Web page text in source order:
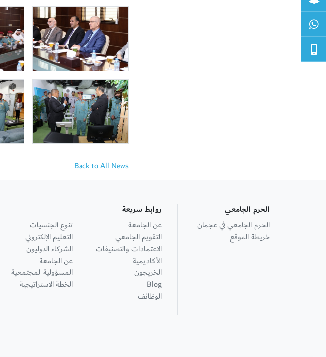
Back to All News
الحرم الجامعي
الحرم الجامعي في عجمان
خريطة الموقع
روابط سريعة
عن الجامعة
التقويم الجامعي
الاعتمادات والتصنيفات
الأكاديمية
الخريجون
Blog
الوظائف
تنوع الجنسيات
التعليم الإلكتروني
الشركاء الدوليون
عن الجامعة
المسؤولية المجتمعية
الخطة الاستراتيجية